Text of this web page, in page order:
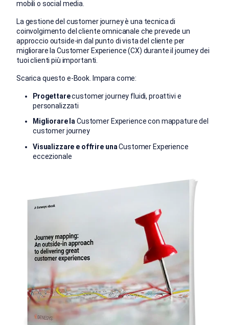
mobili o social media.
La gestione del customer journey è una tecnica di
coinvolgimento del cliente omnicanale che prevede un
approccio outside-in dal punto di vista del cliente per
migliorare la Customer Experience (CX) durante il journey dei
tuoi clienti più importanti.
Scarica questo e-Book. Impara come:
Progettarecustomer journey fluidi, proattivi e
personalizzati
Migliorare laCustomer Experience con mappature del
customer journey
Visualizzare e offrire unaCustomer Experience
eccezionale